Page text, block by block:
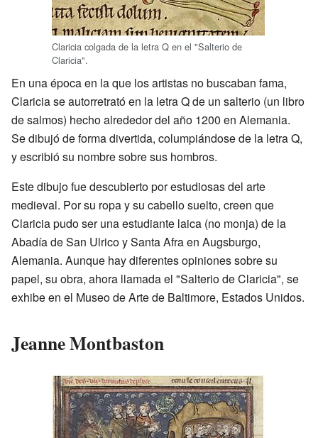
Claricia colgada de la letra Q en el "Salterio de
Claricia".
En una época en la que los artistas no buscaban fama,
Claricia se autorretrató en la letra Q de un salterio (un libro
de salmos) hecho alrededor del año 1200 en Alemania.
Se dibujó de forma divertida, columpiándose de la letra Q,
y escribió su nombre sobre sus hombros.
Este dibujo fue descubierto por estudiosas del arte
medieval. Por su ropa y su cabello suelto, creen que
Claricia pudo ser una estudiante laica (no monja) de la
Abadía de San Ulrico y Santa Afra en Augsburgo,
Alemania. Aunque hay diferentes opiniones sobre su
papel, su obra, ahora llamada el "Salterio de Claricia", se
exhibe en el Museo de Arte de Baltimore, Estados Unidos.
Jeanne Montbaston